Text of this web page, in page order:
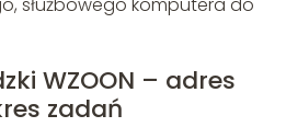
WZOON – adres
zadań